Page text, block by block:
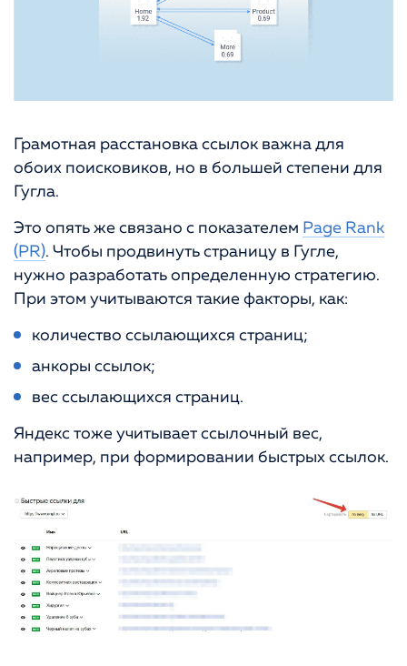
Грамотная расстановка ссылок важна для
обоих поисковиков, но в большей степени для
Гугла.
Это опять же связано с показателем Page Rank
(PR). Чтобы продвинуть страницу в Гугле,
нужно разработать определенную стратегию.
При этом учитываются такие факторы, как:
количество ссылающихся страниц;
анкоры ссылок;
вес ссылающихся страниц.
Яндекс тоже учитывает ссылочный вес,
например, при формировании быстрых ссылок.